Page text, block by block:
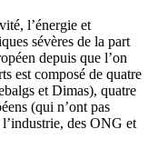
l’énergie et
sévères de la part
depuis que l’on
est composé de quatre
et Dimas), quatre
(qui n’ont pas
l’industrie, des ONG et